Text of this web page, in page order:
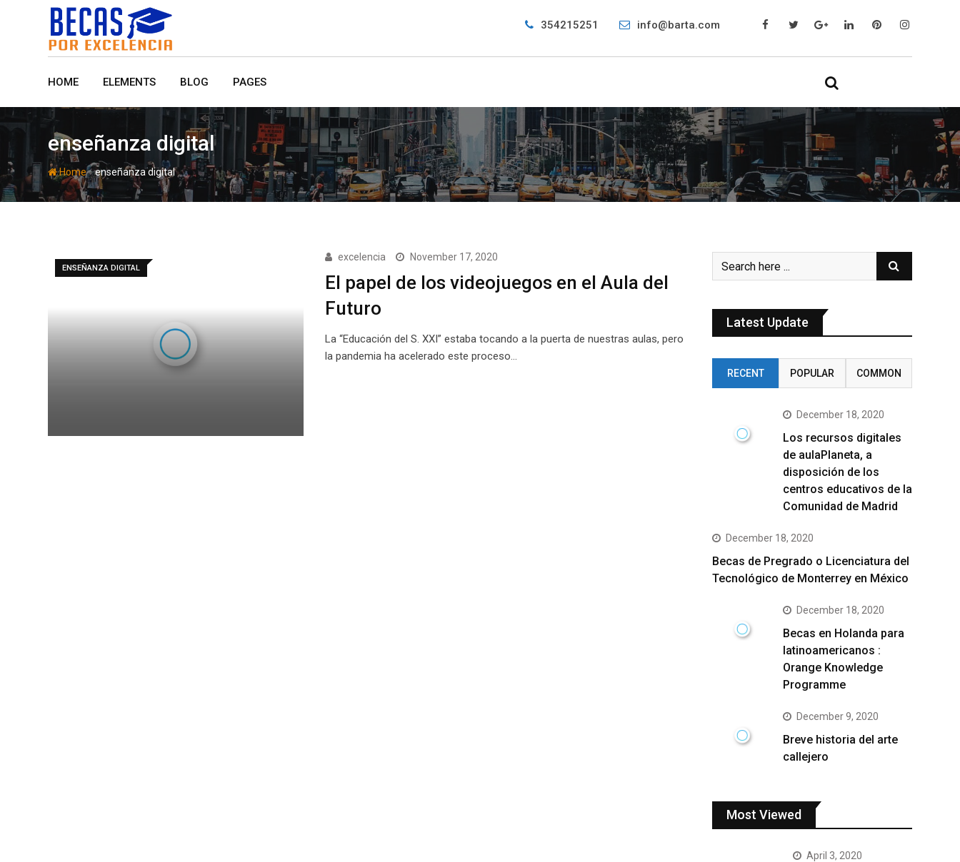
354215251 info@barta.com
HOME ELEMENTS BLOG PAGES
enseñanza digital
Home-enseñanza digital
ENSEÑANZA DIGITAL
excelencia November 17, 2020
El papel de los videojuegos en el Aula del
Futuro
La “Educación del S. XXI” estaba tocando a la puerta de nuestras aulas, pero
la pandemia ha acelerado este proceso…
Latest Update
RECENT POPULAR COMMON
December 18, 2020
Los recursos digitales
de aulaPlaneta, a
disposición de los
centros educativos de la
Comunidad de Madrid
December 18, 2020
Becas de Pregrado o Licenciatura del
Tecnológico de Monterrey en México
December 18, 2020
Becas en Holanda para
latinoamericanos :
Orange Knowledge
Programme
December 9, 2020
Breve historia del arte
callejero
Most Viewed
April 3, 2020